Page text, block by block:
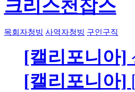
크리스천잡스
목회자청빙 사역자청빙 구인구직
[캘리포니아]
[캘리포니아]